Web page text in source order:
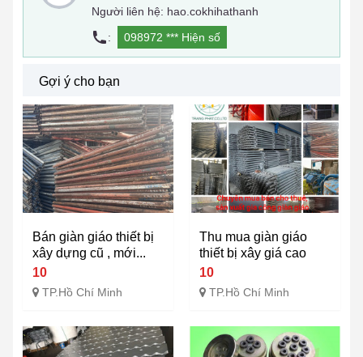
Người liên hệ: hao.cokhihathanh
:
098972 *** Hiện số
Gợi ý cho bạn
Bán giàn giáo thiết bị
xây dựng cũ , mới...
10
TP.Hồ Chí Minh
Thu mua giàn giáo
thiết bị xây giá cao
10
TP.Hồ Chí Minh